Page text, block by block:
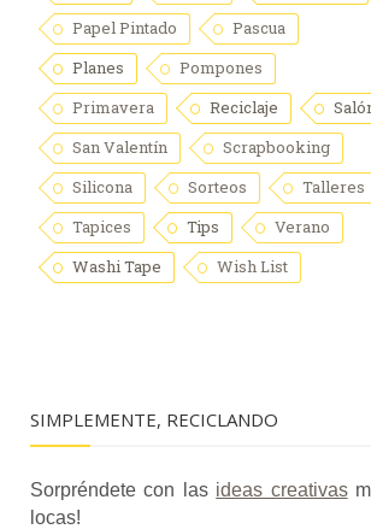
Papel Pintado
Pascua
Planes
Pompones
Primavera
Reciclaje
San Valentín
Scrapbooking
Silicona
Sorteos
Talleres
Tapices
Tips
Verano
Washi Tape
Wish List
SIMPLEMENTE, RECICLANDO
Sorpréndete con las ideas creativas
locas!